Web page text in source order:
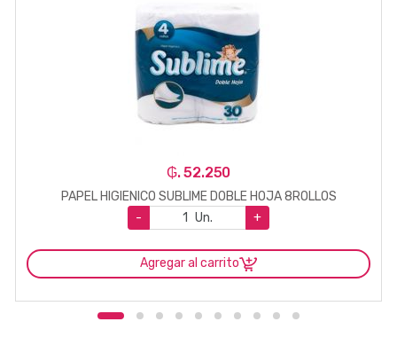
₲. 52.250
PAPEL HIGIENICO SUBLIME DOBLE HOJA 8ROLLOS
-
Un. +
Agregar al carrito